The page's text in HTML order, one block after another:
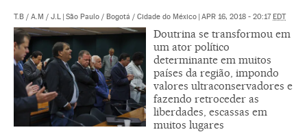
T.B / A.M / J.L | São Paulo / Bogotá / Cidade do México | APR 16, 2018 - 20:17EDT
Doutrina se transformou em
um ator político
determinante em muitos
países da região, impondo
valores ultraconservadores e
fazendo retroceder as
liberdades, escassas em
muitos lugares